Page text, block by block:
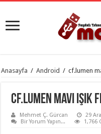
Anasayfa / Android / cf.lumen
cf.lumen mavi
Mehmet Ç. Gürcan 29
Bir Yorum Yapın...
1,766